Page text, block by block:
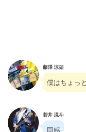
藤澤 涼架
僕はちょっ
若井 滉斗
同感